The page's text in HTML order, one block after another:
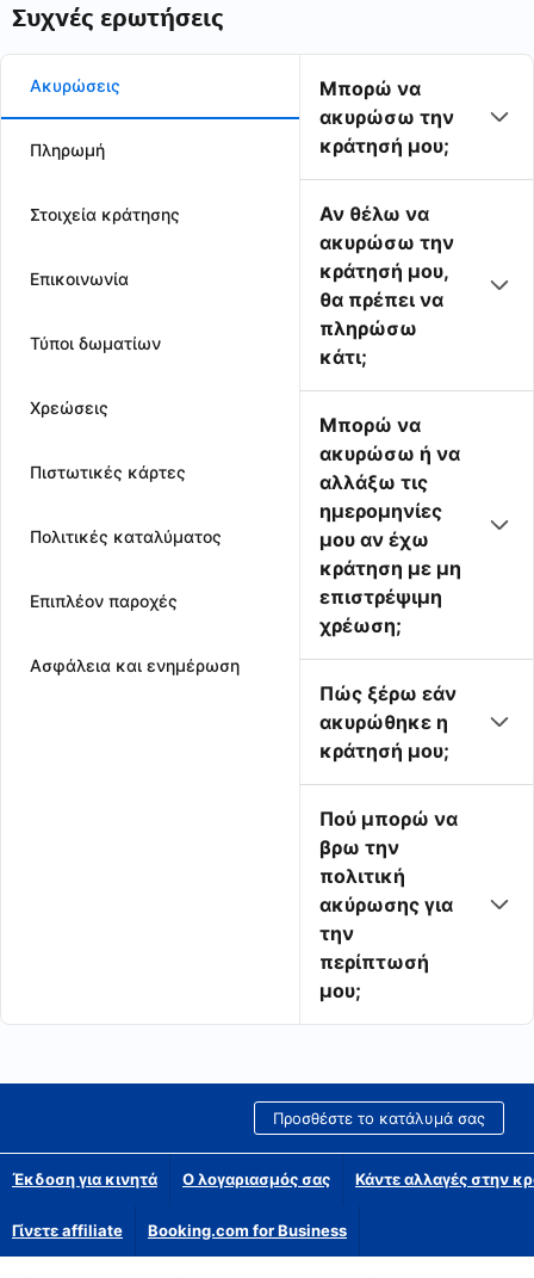
Συχνές ερωτήσεις
Ακυρώσεις
Πληρωμή
Στοιχεία κράτησης
Επικοινωνία
Τύποι δωματίων
Χρεώσεις
Πιστωτικές κάρτες
Πολιτικές καταλύματος
Επιπλέον παροχές
Ασφάλεια και ενημέρωση
Μπορώ να
ακυρώσω την
κράτησή μου;
Αν θέλω να
ακυρώσω την
κράτησή μου,
θα πρέπει να
πληρώσω
κάτι;
Μπορώ να
ακυρώσω ή να
αλλάξω τις
ημερομηνίες
μου αν έχω
κράτηση με μη
επιστρέψιμη
χρέωση;
Πώς ξέρω εάν
ακυρώθηκε η
κράτησή μου;
Πού μπορώ να
βρω την
πολιτική
ακύρωσης για
την
περίπτωσή
μου;
Προσθέστε το κατάλυμά σας
Έκδοση για κινητά Ο λογαριασμός σας Κάντε αλλαγές στην
Γίνετε affiliate Booking.com for Business